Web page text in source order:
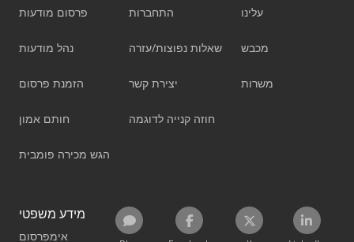
פרסום מודעות
נהל מודעות
הזמנת פרסום
חותם אמון
הגש מכירה פומבית
התחברות
שאלות נפוצות/עזרה
יצירת קשר
חוזה קנייה לדוגמה
עלינו
מכבש
משרות
מידע משפטי
אימפרסום